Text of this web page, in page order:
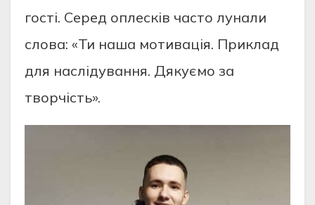
гості. Серед оплесків часто лунали
слова: «Ти наша мотивація. Приклад
для наслідування. Дякуємо за
творчість».